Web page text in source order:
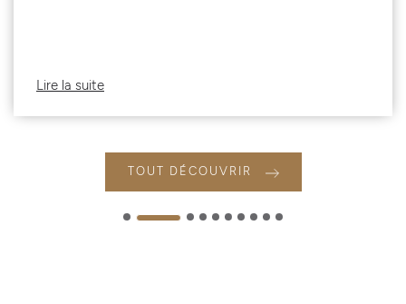
Lire la suite
TOUT DÉCOUVRIR